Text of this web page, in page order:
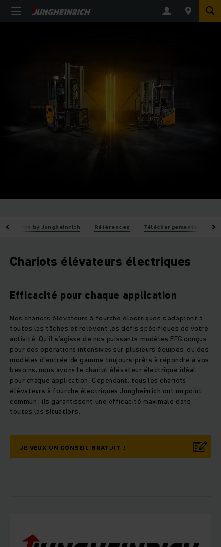
AntOn by Jungheinrich Références Téléchargements
Chariots élévateurs électriques
Efficacité pour chaque application
Nos chariots élévateurs à fourche électriques s’adaptent à
toutes les tâches et relèvent les défis spécifiques de votre
activité. Qu’il s’agisse de nos puissants modèles EFG conçus
pour des opérations intensives sur plusieurs équipes, ou des
modèles d’entrée de gamme toujours prêts à répondre à vos
besoins, nous avons le chariot élévateur électrique idéal
pour chaque application. Cependant, tous les chariots
élévateurs à fourche électriques Jungheinrich ont un point
commun : ils garantissent une efficacité maximale dans
toutes les situations.
JE VEUX UN CONSEIL GRATUIT !